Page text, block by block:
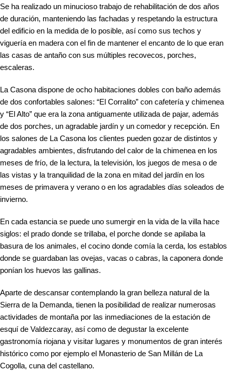
Se ha realizado un minucioso trabajo de rehabilitación de dos años
de duración, manteniendo las fachadas y respetando la estructura
del edificio en la medida de lo posible, así como sus techos y
viguería en madera con el fin de mantener el encanto de lo que eran
las casas de antaño con sus múltiples recovecos, porches,
escaleras.
La Casona dispone de ocho habitaciones dobles con baño además
de dos confortables salones: “El Corralito” con cafetería y chimenea
y “El Alto” que era la zona antiguamente utilizada de pajar, además
de dos porches, un agradable jardín y un comedor y recepción. En
los salones de La Casona los clientes pueden gozar de distintos y
agradables ambientes, disfrutando del calor de la chimenea en los
meses de frío, de la lectura, la televisión, los juegos de mesa o de
las vistas y la tranquilidad de la zona en mitad del jardín en los
meses de primavera y verano o en los agradables días soleados de
invierno.
En cada estancia se puede uno sumergir en la vida de la villa hace
siglos: el prado donde se trillaba, el porche donde se apilaba la
basura de los animales, el cocino donde comía la cerda, los establos
donde se guardaban las ovejas, vacas o cabras, la caponera donde
ponían los huevos las gallinas.
Aparte de descansar contemplando la gran belleza natural de la
Sierra de la Demanda, tienen la posibilidad de realizar numerosas
actividades de montaña por las inmediaciones de la estación de
esquí de Valdezcaray, así como de degustar la excelente
gastronomía riojana y visitar lugares y monumentos de gran interés
histórico como por ejemplo el Monasterio de San Millán de La
Cogolla, cuna del castellano.